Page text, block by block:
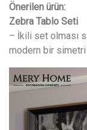
Önerilen ürün:
Zebra Tablo Seti
– İkili set olması
modern bir simetri